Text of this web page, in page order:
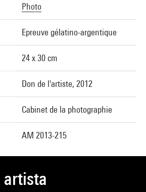
Photo
Epreuve gélatino-argentique
24 x 30 cm
Don de l'artiste, 2012
Cabinet de la photographie
AM 2013-215
artista